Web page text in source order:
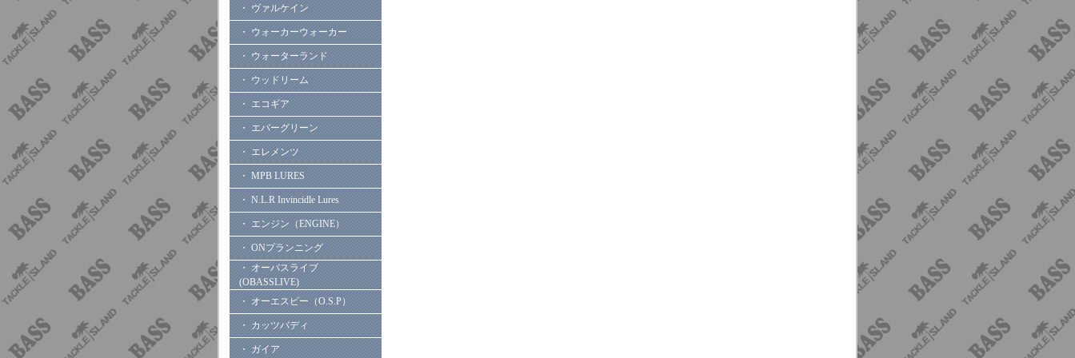
・ ヴァルケイン
・ ウォーカーウォーカー
・ ウォーターランド
・ ウッドリーム
・ エコギア
・ エバーグリーン
・ エレメンツ
・ MPB LURES
・ N.L.R Invincidle Lures
・ エンジン（ENGINE）
・ ONプランニング
・ オーバスライブ
(OBASSLIVE)
・ オーエスピー（O.S.P）
・ カッツバディ
・ ガイア